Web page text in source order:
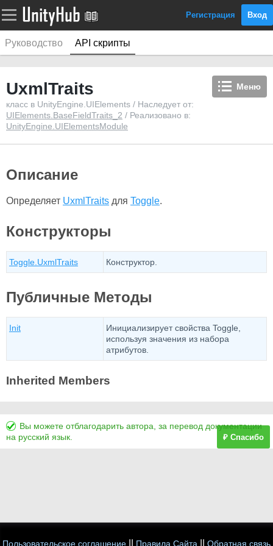
Регистрация Вход
Руководство API скрипты
Меню
UxmlTraits
класс в UnityEngine.UIElements / Наследует от:
UIElements.BaseFieldTraits_2 / Реализовано в:
UnityEngine.UIElementsModule
Описание
Определяет UxmlTraits для Toggle.
Конструкторы
Toggle.UxmlTraits Конструктор.
Публичные Методы
Init
Инициализирует свойства Toggle,
используя значения из набора
атрибутов.
Inherited Members
Вы можете отблагодарить автора, за перевод документации
на русский язык.
₽ Спасибо
Пользовательское соглашение Правила Сайта Обратная связь